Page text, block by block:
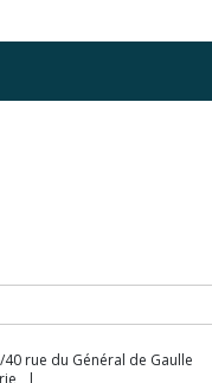
rue du Général de Gaulle
|